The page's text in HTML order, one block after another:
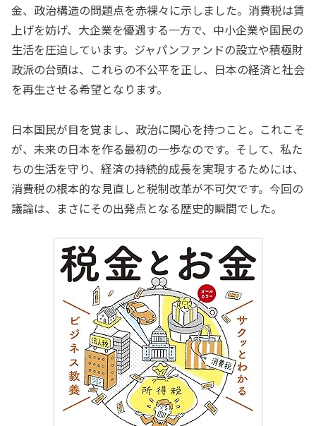
金、政治構造の問題点を赤裸々に示しました。消費税は賃
上げを妨げ、大企業を優遇する一方で、中小企業や国民の
生活を圧迫しています。ジャパンファンドの設立や積極財
政派の台頭は、これらの不公平を正し、日本の経済と社会
を再生させる希望となります。
日本国民が目を覚まし、政治に関心を持つこと。これこそ
が、未来の日本を作る最初の一歩なのです。そして、私た
ちの生活を守り、経済の持続的成長を実現するためには、
消費税の根本的な見直しと税制改革が不可欠です。今回の
議論は、まさにその出発点となる歴史的瞬間でした。